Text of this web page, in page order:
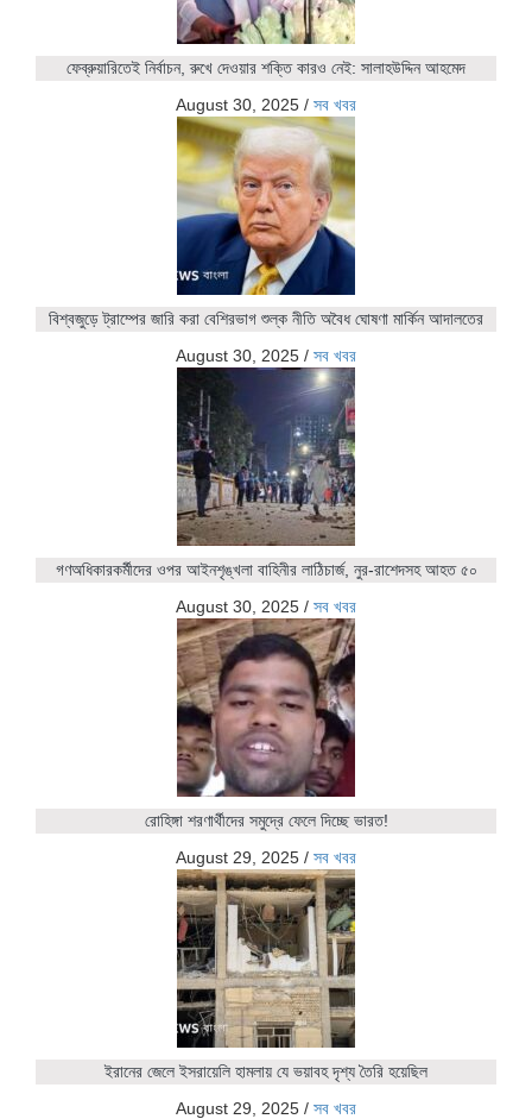
ফেব্রুয়ারিতেই নির্বাচন, রুখে দেওয়ার শক্তি কারও নেই: সালাহউদ্দিন আহমেদ
August 30, 2025 / সব খবর
বিশ্বজুড়ে ট্রাম্পের জারি করা বেশিরভাগ শুল্ক নীতি অবৈধ ঘোষণা মার্কিন আদালতের
August 30, 2025 / সব খবর
গণঅধিকারকর্মীদের ওপর আইনশৃঙ্খলা বাহিনীর লাঠিচার্জ, নুর-রাশেদসহ আহত ৫০
August 30, 2025 / সব খবর
রোহিঙ্গা শরণার্থীদের সমুদ্রে ফেলে দিচ্ছে ভারত!
August 29, 2025 / সব খবর
ইরানের জেলে ইসরায়েলি হামলায় যে ভয়াবহ দৃশ্য তৈরি হয়েছিল
August 29, 2025 / সব খবর